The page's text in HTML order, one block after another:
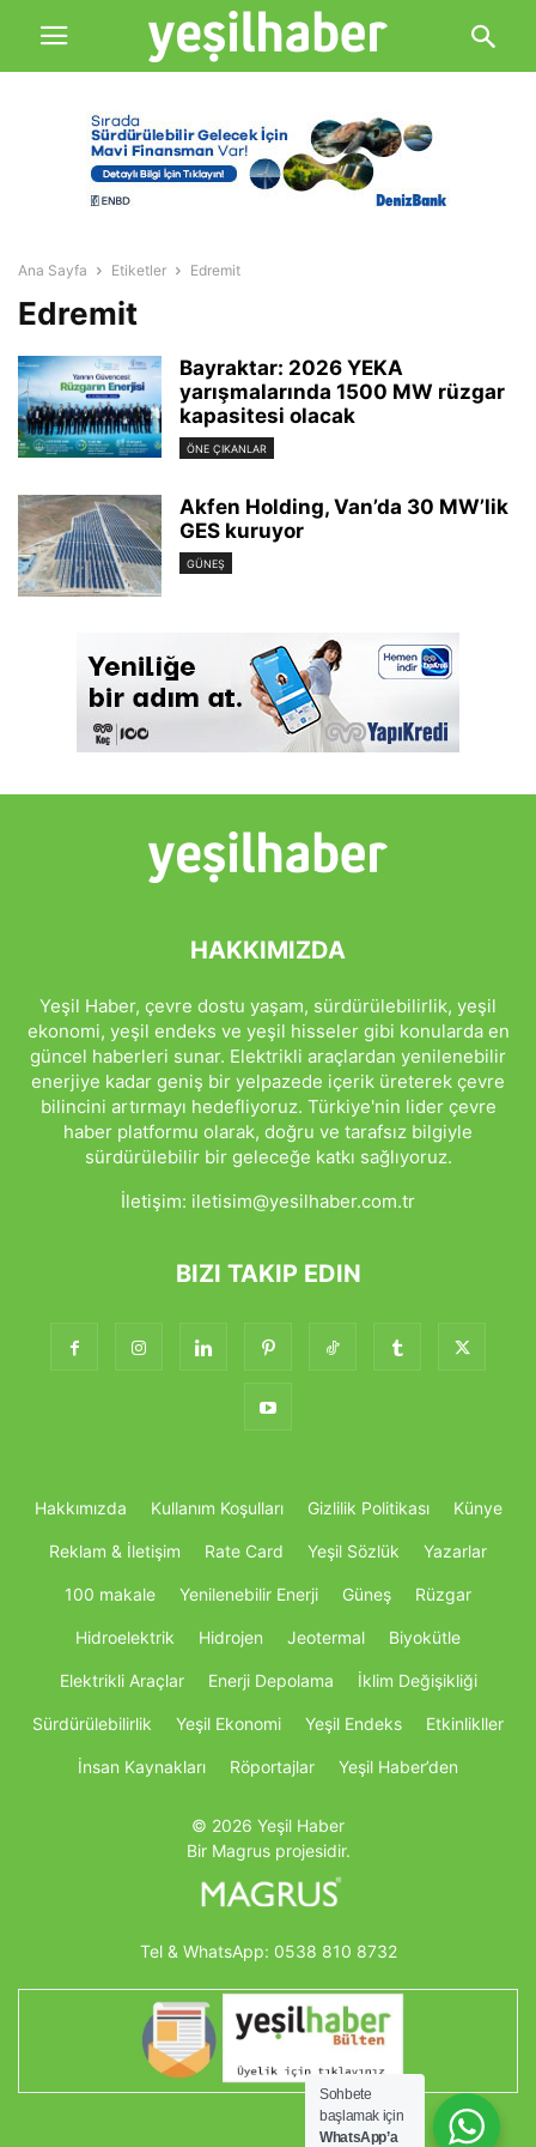
Ana Sayfa Etiketler Edremit
Edremit
Bayraktar: 2026 YEKA
yarışmalarında 1500 MW rüzgar
kapasitesi olacak
ÖNE ÇIKANLAR
Akfen Holding, Van’da 30 MW’lik
GES kuruyor
GÜNEŞ
HAKKIMIZDA
Yeşil Haber, çevre dostu yaşam, sürdürülebilirlik, yeşil
ekonomi, yeşil endeks ve yeşil hisseler gibi konularda en
güncel haberleri sunar. Elektrikli araçlardan yenilenebilir
enerjiye kadar geniş bir yelpazede içerik üreterek çevre
bilincini artırmayı hedefliyoruz. Türkiye'nin lider çevre
haber platformu olarak, doğru ve tarafsız bilgiyle
sürdürülebilir bir geleceğe katkı sağlıyoruz.
İletişim: iletisim@yesilhaber.com.tr
BIZI TAKIP EDIN
Hakkımızda Kullanım Koşulları Gizlilik Politikası Künye
Reklam & İletişim Rate Card Yeşil Sözlük Yazarlar
100 makale Yenilenebilir Enerji Güneş Rüzgar
Hidroelektrik Hidrojen Jeotermal Biyokütle
Elektrikli Araçlar Enerji Depolama İklim Değişikliği
Sürdürülebilirlik Yeşil Ekonomi Yeşil Endeks Etkinlikller
İnsan Kaynakları Röportajlar Yeşil Haber’den
© 2026 Yeşil Haber
Bir Magrus projesidir.
Tel & WhatsApp: 0538 810 8732
Sohbete
başlamak için
WhatsApp’a